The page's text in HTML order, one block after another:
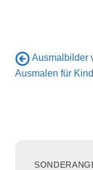
Ausmalbilder
Ausmalen für